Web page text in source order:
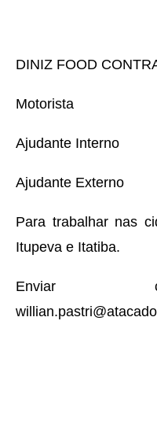
DINIZ FOOD
Motorista
Ajudante Interno
Ajudante Externo
Para trabalhar nas
Itupeva e Itatiba.
Enviar